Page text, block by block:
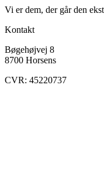
Vi er dem, der går den
Kontakt
Bøgehøjvej 8
8700 Horsens
CVR: 45220737